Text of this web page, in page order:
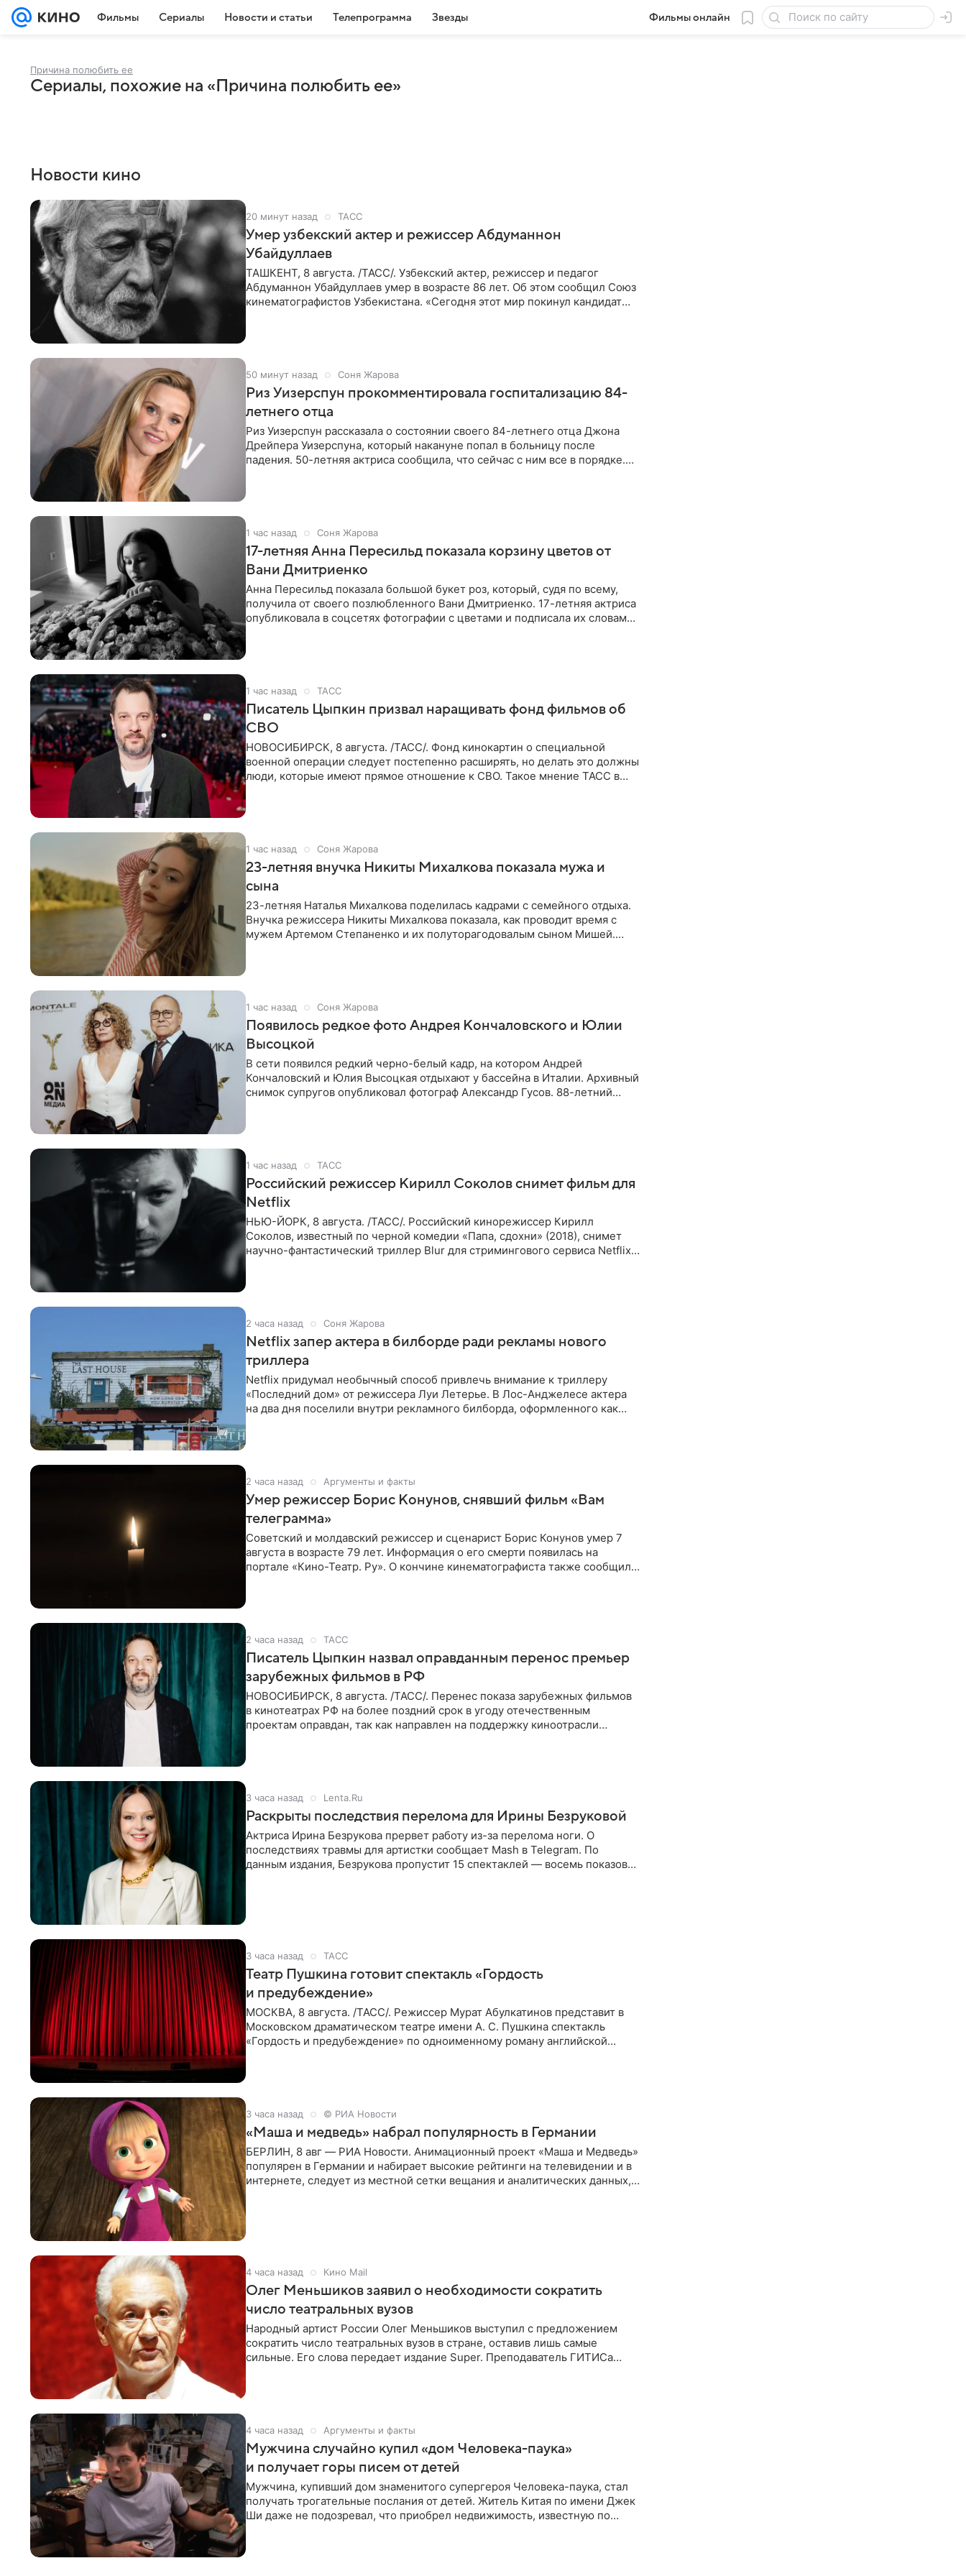
Фильмы Сериалы Новости и статьи Телепрограмма Звезды Фильмы онлайн
Причина полюбить ее
Сериалы, похожие на «Причина полюбить ее»
Новости кино
20 минут назад ТАСС
Умер узбекский актер и режиссер Абдуманнон
Убайдуллаев
ТАШКЕНТ, 8 августа. /ТАСС/. Узбекский актер, режиссер и педагог
Абдуманнон Убайдуллаев умер в возрасте 86 лет. Об этом сообщил Союз
кинематографистов Узбекистана. «Сегодня этот мир покинул кандидат
50 минут назад Соня Жарова
Риз Уизерспун прокомментировала госпитализацию 84-
летнего отца
Риз Уизерспун рассказала о состоянии своего 84-летнего отца Джона
Дрейпера Уизерспуна, который накануне попал в больницу после
падения. 50-летняя актриса сообщила, что сейчас с ним все в порядке.
1 час назад Соня Жарова
17-летняя Анна Пересильд показала корзину цветов от
Вани Дмитриенко
Анна Пересильд показала большой букет роз, который, судя по всему,
получилa от своего позлюбленного Вани Дмитриенко. 17-летняя актриса
опубликовала в соцсетях фотографии с цветами и подписала их словами:
1 час назад ТАСС
Писатель Цыпкин призвал наращивать фонд фильмов об
СВО
НОВОСИБИРСК, 8 августа. /ТАСС/. Фонд кинокартин о специальной
военной операции следует постепенно расширять, но делать это должны
люди, которые имеют прямое отношение к СВО. Такое мнение ТАСС в
1 час назад Соня Жарова
23-летняя внучка Никиты Михалкова показала мужа и
сына
23-летняя Наталья Михалкова поделилась кадрами с семейного отдыха.
Внучка режиссера Никиты Михалкова показала, как проводит время с
мужем Артемом Степаненко и их полуторагодовалым сыном Мишей.
1 час назад Соня Жарова
Появилось редкое фото Андрея Кончаловского и Юлии
Высоцкой
В сети появился редкий черно-белый кадр, на котором Андрей
Кончаловский и Юлия Высоцкая отдыхают у бассейна в Италии. Архивный
снимок супругов опубликовал фотограф Александр Гусов. 88-летний
1 час назад ТАСС
Российский режиссер Кирилл Соколов снимет фильм для
Netflix
НЬЮ-ЙОРК, 8 августа. /ТАСС/. Российский кинорежиссер Кирилл
Соколов, известный по черной комедии «Папа, сдохни» (2018), снимет
научно-фантастический триллер Blur для стримингового сервиса Netflix.
2 часа назад Соня Жарова
Netflix запер актера в билборде ради рекламы нового
триллера
Netflix придумал необычный способ привлечь внимание к триллеру
«Последний дом» от режиссера Луи Летерье. В Лос-Анджелесе актера
на два дня поселили внутри рекламного билборда, оформленного как
2 часа назад Аргументы и факты
Умер режиссер Борис Конунов, снявший фильм «Вам
телеграмма»
Советский и молдавский режиссер и сценарист Борис Конунов умер 7
августа в возрасте 79 лет. Информация о его смерти появилась на
портале «Кино-Театр. Ру». О кончине кинематографиста также сообщило
2 часа назад ТАСС
Писатель Цыпкин назвал оправданным перенос премьер
зарубежных фильмов в РФ
НОВОСИБИРСК, 8 августа. /ТАСС/. Перенес показа зарубежных фильмов
в кинотеатрах РФ на более поздний срок в угоду отечественным
проектам оправдан, так как направлен на поддержку киноотрасли
3 часа назад Lenta.Ru
Раскрыты последствия перелома для Ирины Безруковой
Актриса Ирина Безрукова прервет работу из-за перелома ноги. О
последствиях травмы для артистки сообщает Mash в Telegram. По
данным издания, Безрукова пропустит 15 спектаклей — восемь показов
3 часа назад ТАСС
Театр Пушкина готовит спектакль «Гордость
и предубеждение»
МОСКВА, 8 августа. /ТАСС/. Режиссер Мурат Абулкатинов представит в
Московском драматическом театре имени А. С. Пушкина спектакль
«Гордость и предубеждение» по одноименному роману английской
3 часа назад © РИА Новости
«Маша и медведь» набрал популярность в Германии
БЕРЛИН, 8 авг — РИА Новости. Анимационный проект «Маша и Медведь»
популярен в Германии и набирает высокие рейтинги на телевидении и в
интернете, следует из местной сетки вещания и аналитических данных,
4 часа назад Кино Mail
Олег Меньшиков заявил о необходимости сократить
число театральных вузов
Народный артист России Олег Меньшиков выступил с предложением
сократить число театральных вузов в стране, оставив лишь самые
сильные. Его слова передает издание Super. Преподаватель ГИТИСа
4 часа назад Аргументы и факты
Мужчина случайно купил «дом Человека-паука»
и получает горы писем от детей
Мужчина, купивший дом знаменитого супергероя Человека-паука, стал
получать трогательные послания от детей. Житель Китая по имени Джек
Ши даже не подозревал, что приобрел недвижимость, известную по